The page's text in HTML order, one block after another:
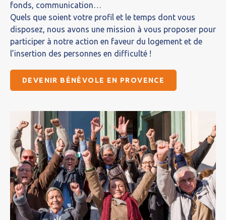
fonds, communication…
Quels que soient votre profil et le temps dont vous
disposez, nous avons une mission à vous proposer pour
participer à notre action en faveur du logement et de
l’insertion des personnes en difficulté !
DEVENIR BÉNÉVOLE EN PROVENCE